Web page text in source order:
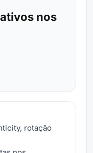
nos
rotação